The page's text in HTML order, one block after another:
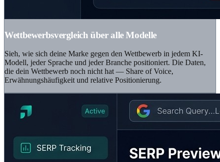
Wettbewerbsvergleich über alle Modelle
Sieh, wie sich deine Marke gegen den Wettbewerb in jedem KI-
Modell, jeder Sprache und jeder Branche positioniert. Die Daten,
die dein Wettbewerb noch nicht hat — Share of Voice,
Erwähnungshäufigkeit und relative Positionierung.